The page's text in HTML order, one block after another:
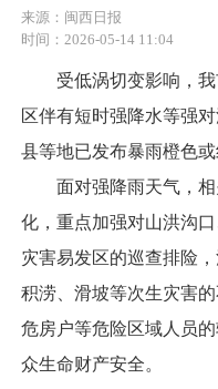
来源：闽西日报
时间：2026-05-14 11:04
受低涡切变影响，我
区伴有短时强降水等强
县等地已发布暴雨橙色或
面对强降雨天气，相
化，重点加强对山洪沟
灾害易发区的巡查排险
积涝、滑坡等次生灾害
危房户等危险区域人员
众生命财产安全。